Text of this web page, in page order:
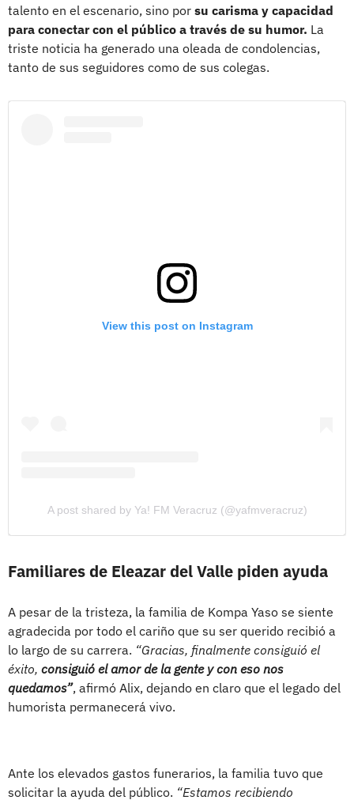
talento en el escenario, sino por su carisma y capacidad
para conectar con el público a través de su humor. La
triste noticia ha generado una oleada de condolencias,
tanto de sus seguidores como de sus colegas.
View this post on Instagram
A post shared by Ya! FM Veracruz (@yafmveracruz)
Familiares de Eleazar del Valle piden ayuda
A pesar de la tristeza, la familia de Kompa Yaso se siente
agradecida por todo el cariño que su ser querido recibió a
lo largo de su carrera. “Gracias, finalmente consiguió el
éxito, consiguió el amor de la gente y con eso nos
quedamos”, afirmó Alix, dejando en claro que el legado del
humorista permanecerá vivo.
Ante los elevados gastos funerarios, la familia tuvo que
solicitar la ayuda del público. “Estamos recibiendo